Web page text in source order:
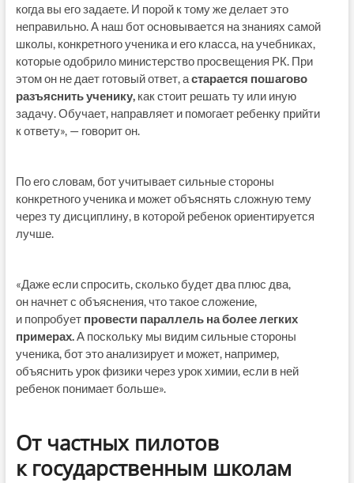
когда вы его задаете. И порой к тому же делает это
неправильно. А наш бот основывается на знаниях самой
школы, конкретного ученика и его класса, на учебниках,
которые одобрило министерство просвещения РК. При
этом он не дает готовый ответ, астарается пошагово
разъяснить ученику, как стоит решать ту или иную
задачу. Обучает, направляет и помогает ребенку прийти
к ответу», — говорит он.
По его словам, бот учитывает сильные стороны
конкретного ученика и может объяснять сложную тему
через ту дисциплину, в которой ребенок ориентируется
лучше.
«Даже если спросить, сколько будет два плюс два,
он начнет с объяснения, что такое сложение,
и попробует провести параллель на более легких
примерах. А поскольку мы видим сильные стороны
ученика, бот это анализирует и может, например,
объяснить урок физики через урок химии, если в ней
ребенок понимает больше».
От частных пилотов
к государственным школам